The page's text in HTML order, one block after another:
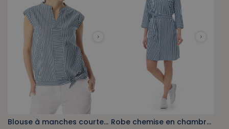
Blouse à manches courtes bleu abysse Robe chemise en chambray rayée bleu et blanc